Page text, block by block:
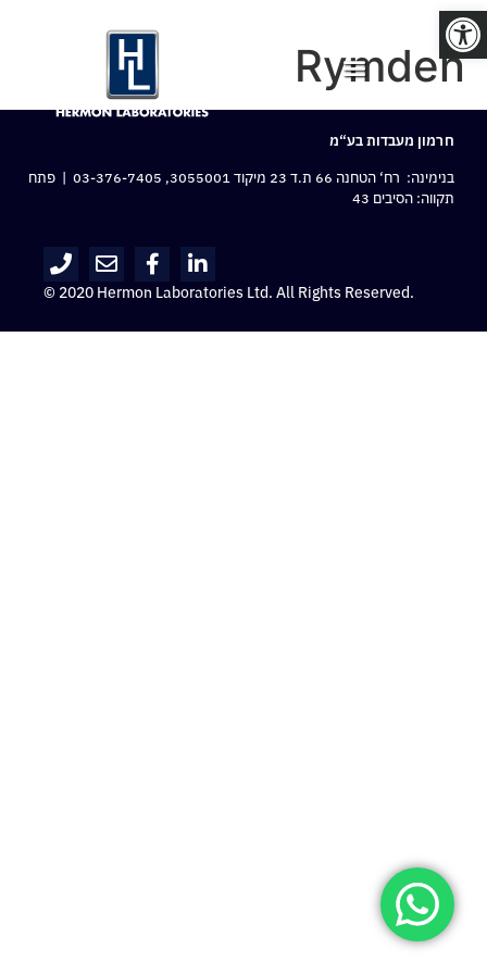
פתח סרגל נגישות
Rymden
חרמון מעבדות בע“מ
בנימינה: רח‘ הטחנה 66 ת.ד 23 מיקוד 3055001,
03-376-7405 | פתח
תקווה: הסיבים 43
© 2020 Hermon Laboratories Ltd. All Rights Reserved.